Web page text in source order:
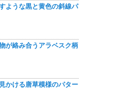
ような黒と黄色の斜線パ
が絡み合うアラベスク柄
かける唐草模様のパター